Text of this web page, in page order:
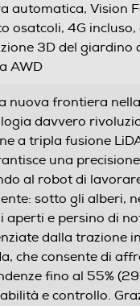
automatica, Vision
osatcoli, 4G incluso,
3D del giardino
AWD
nuova frontiera
davvero
a tripla fusione
una
al robot di
sotto gli alberi,
e persino di notte. Le
dalla trazione
che consente di
fino al 55%
Grazie all’innovativa